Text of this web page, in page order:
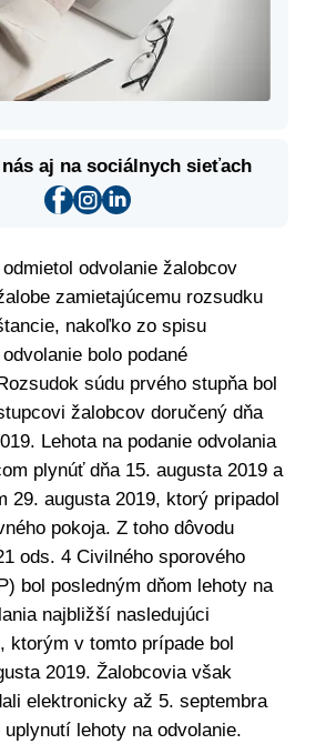
aj na sociálnych sieťach
odvolanie žalobcov
zamietajúcemu rozsudku
nakoľko zo spisu
bolo podané
súdu prvého stupňa bol
žalobcov doručený dňa
Lehota na podanie odvolania
plynúť dňa 15. augusta 2019 a
29. augusta 2019, ktorý pripadol
pokoja. Z toho dôvodu
ods. 4 Civilného sporového
bol posledným dňom lehoty na
najbližší nasledujúci
ktorým v tomto prípade bol
2019. Žalobcovia však
elektronicky až 5. septembra
uplynutí lehoty na odvolanie.